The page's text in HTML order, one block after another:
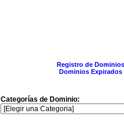
Registro de Dominios
Dominios Expirados
Categorías de Dominio: